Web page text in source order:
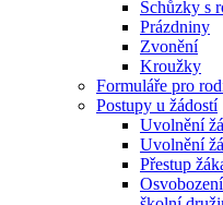
Schůzky s
Prázdniny
Zvonění
Kroužky
Formuláře pro
Postupy u žádostí
Uvolnění
Uvolnění
Přestup